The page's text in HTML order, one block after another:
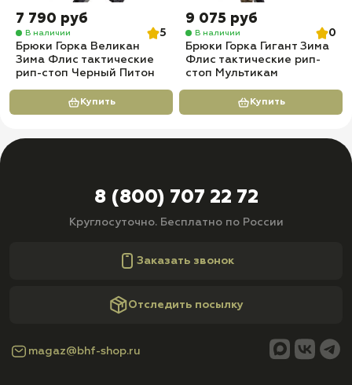
7 790 руб
В наличии
5
Брюки Горка Великан
Зима Флис тактические
рип-стоп Черный Питон
Купить
9 075 руб
В наличии
0
Брюки Горка Гигант Зима
Флис тактические рип-
стоп Мультикам
Купить
8 (800) 707 22 72
Круглосуточно. Бесплатно по России
Заказать звонок
Отследить посылку
magaz@bhf-shop.ru